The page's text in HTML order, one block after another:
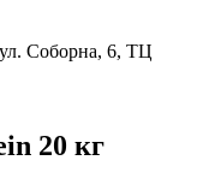
Соборна, 6, ТЦ
20 кг